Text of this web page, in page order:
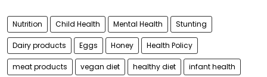
Nutrition Child Health Mental Health Stunting
Dairy products Eggs Honey Health Policy
meat products vegan diet healthy diet infant health